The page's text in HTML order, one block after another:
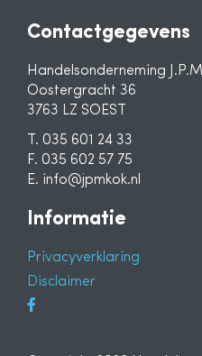
Contactgegevens
Handelsonderneming
Oostergracht 36
3763 LZ SOEST
T. 035 601 24 33
F. 035 602 57 75
E. info@jpmkok.nl
Informatie
Privacyverklaring
Disclaimer